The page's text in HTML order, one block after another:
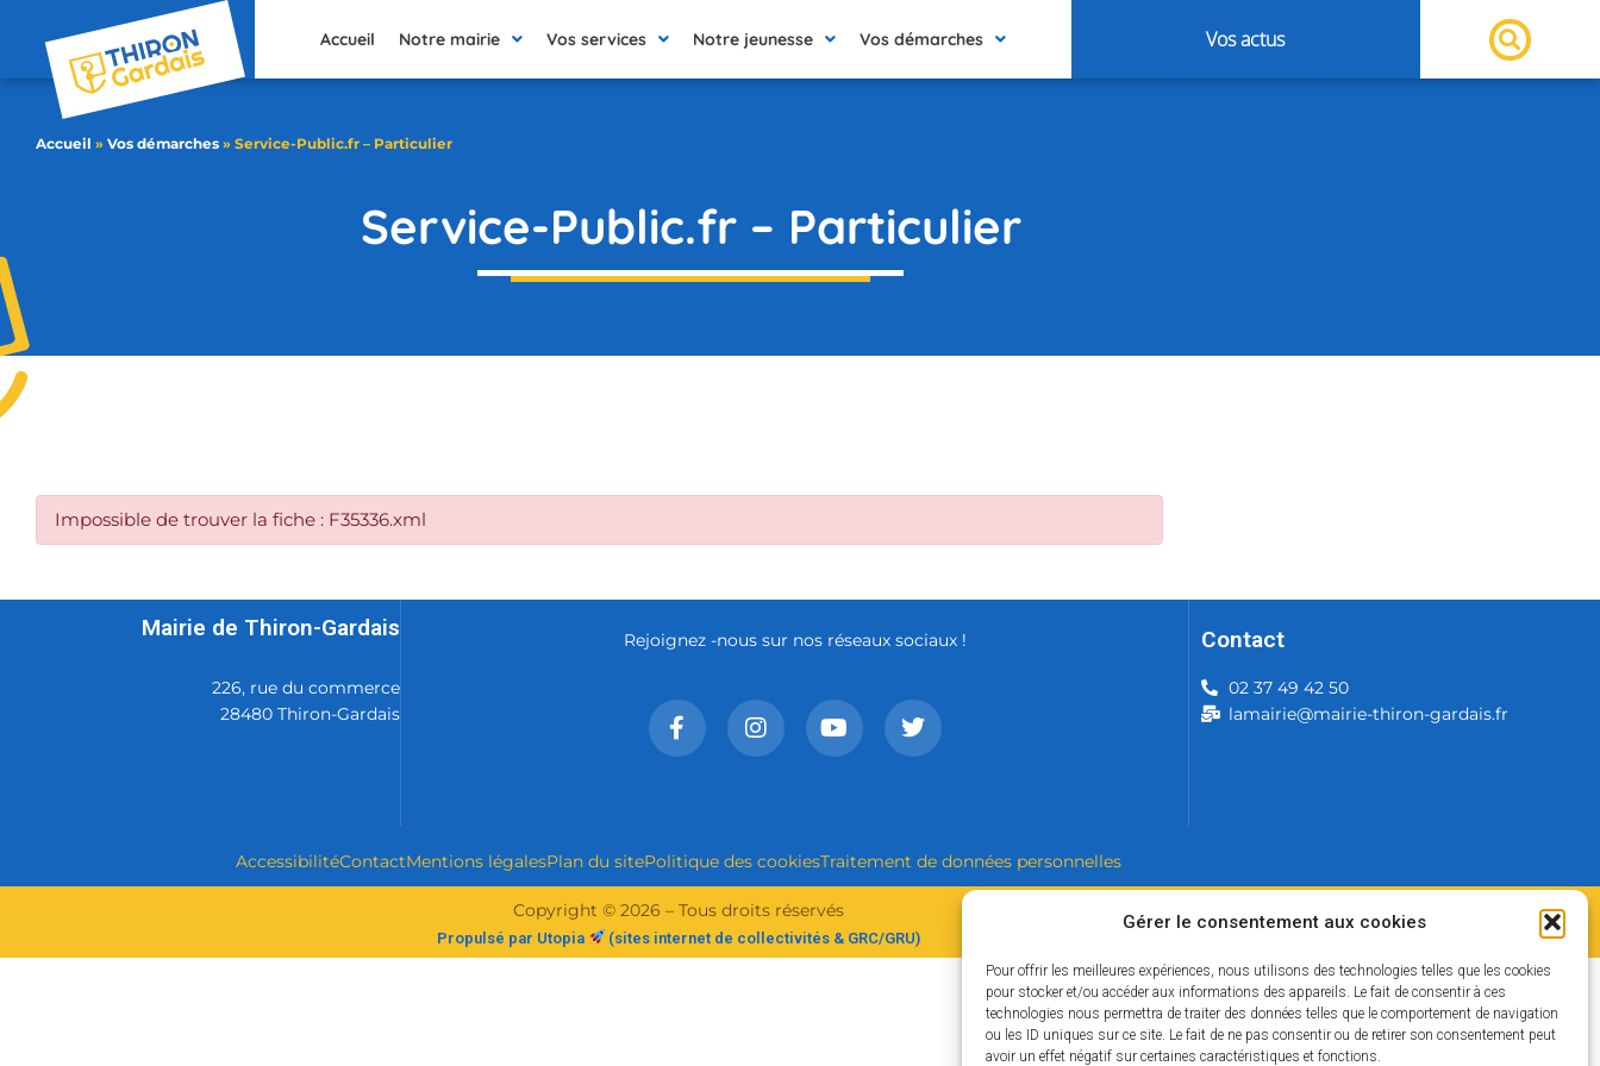
Gérer le consentement aux cookies
Pour offrir les meilleures expériences, nous utilisons des technologies telles que les cookies
pour stocker et/ou accéder aux informations des appareils. Le fait de consentir à ces
technologies nous permettra de traiter des données telles que le comportement de navigation
ou les ID uniques sur ce site. Le fait de ne pas consentir ou de retirer son consentement peut
avoir un effet négatif sur certaines caractéristiques et fonctions.
Accueil Notre mairie Vos services Notre jeunesse Vos démarches Vos actus
Accueil » Vos démarches » Service-Public.fr – Particulier
Service-Public.fr – Particulier
Impossible de trouver la fiche : F35336.xml
Mairie de Thiron-Gardais
226, rue du commerce
28480 Thiron-Gardais
Rejoignez -nous sur nos réseaux sociaux ! Contact
02 37 49 42 50
lamairie@mairie-thiron-gardais.fr
AccessibilitéContactMentions légalesPlan du sitePolitique des cookiesTraitement de données personnelles
Copyright © 2026 – Tous droits réservés
Propulsé par Utopia (sites internet de collectivités & GRC/GRU)